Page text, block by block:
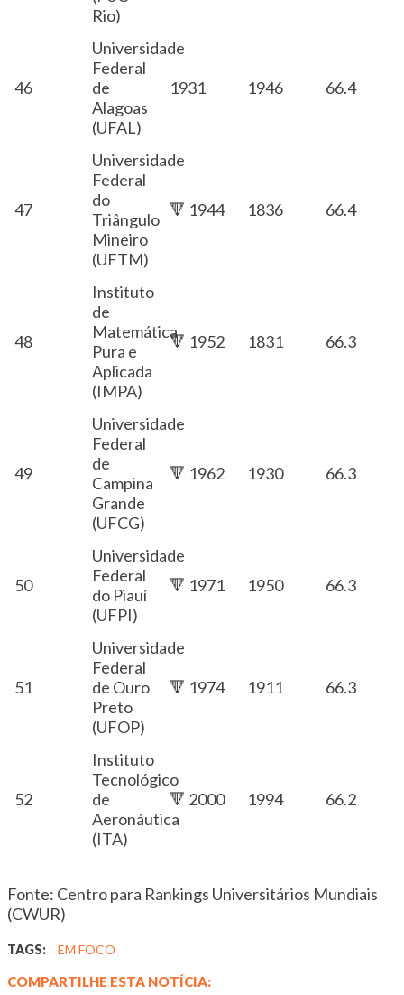
Rio)
46
Universidade
Federal
de
Alagoas
(UFAL)
1931 1946 66.4
47
Universidade
Federal
do
Triângulo
Mineiro
(UFTM)
🔻 1944 1836 66.4
48
Instituto
de
Matemática
Pura e
Aplicada
(IMPA)
🔻 1952 1831 66.3
49
Universidade
Federal
de
Campina
Grande
(UFCG)
🔻 1962 1930 66.3
50
Universidade
Federal
do Piauí
(UFPI)
🔻 1971 1950 66.3
51
Universidade
Federal
de Ouro
Preto
(UFOP)
🔻 1974 1911 66.3
52
Instituto
Tecnológico
de
Aeronáutica
(ITA)
🔻 2000 1994 66.2
Fonte: Centro para Rankings Universitários Mundiais
(CWUR)
TAGS: EM FOCO
COMPARTILHE ESTA NOTÍCIA: